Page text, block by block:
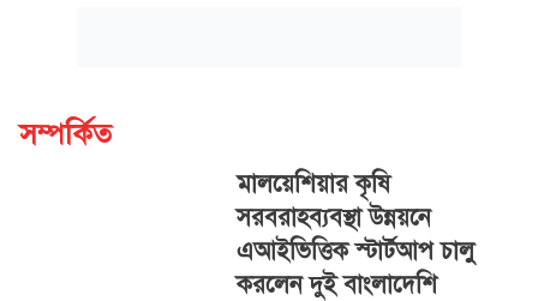
সম্পর্কিত
মালয়েশিয়ার কৃষি
সরবরাহব্যবস্থা উন্নয়নে
এআইভিত্তিক স্টার্টআপ চালু
করলেন দুই বাংলাদেশি